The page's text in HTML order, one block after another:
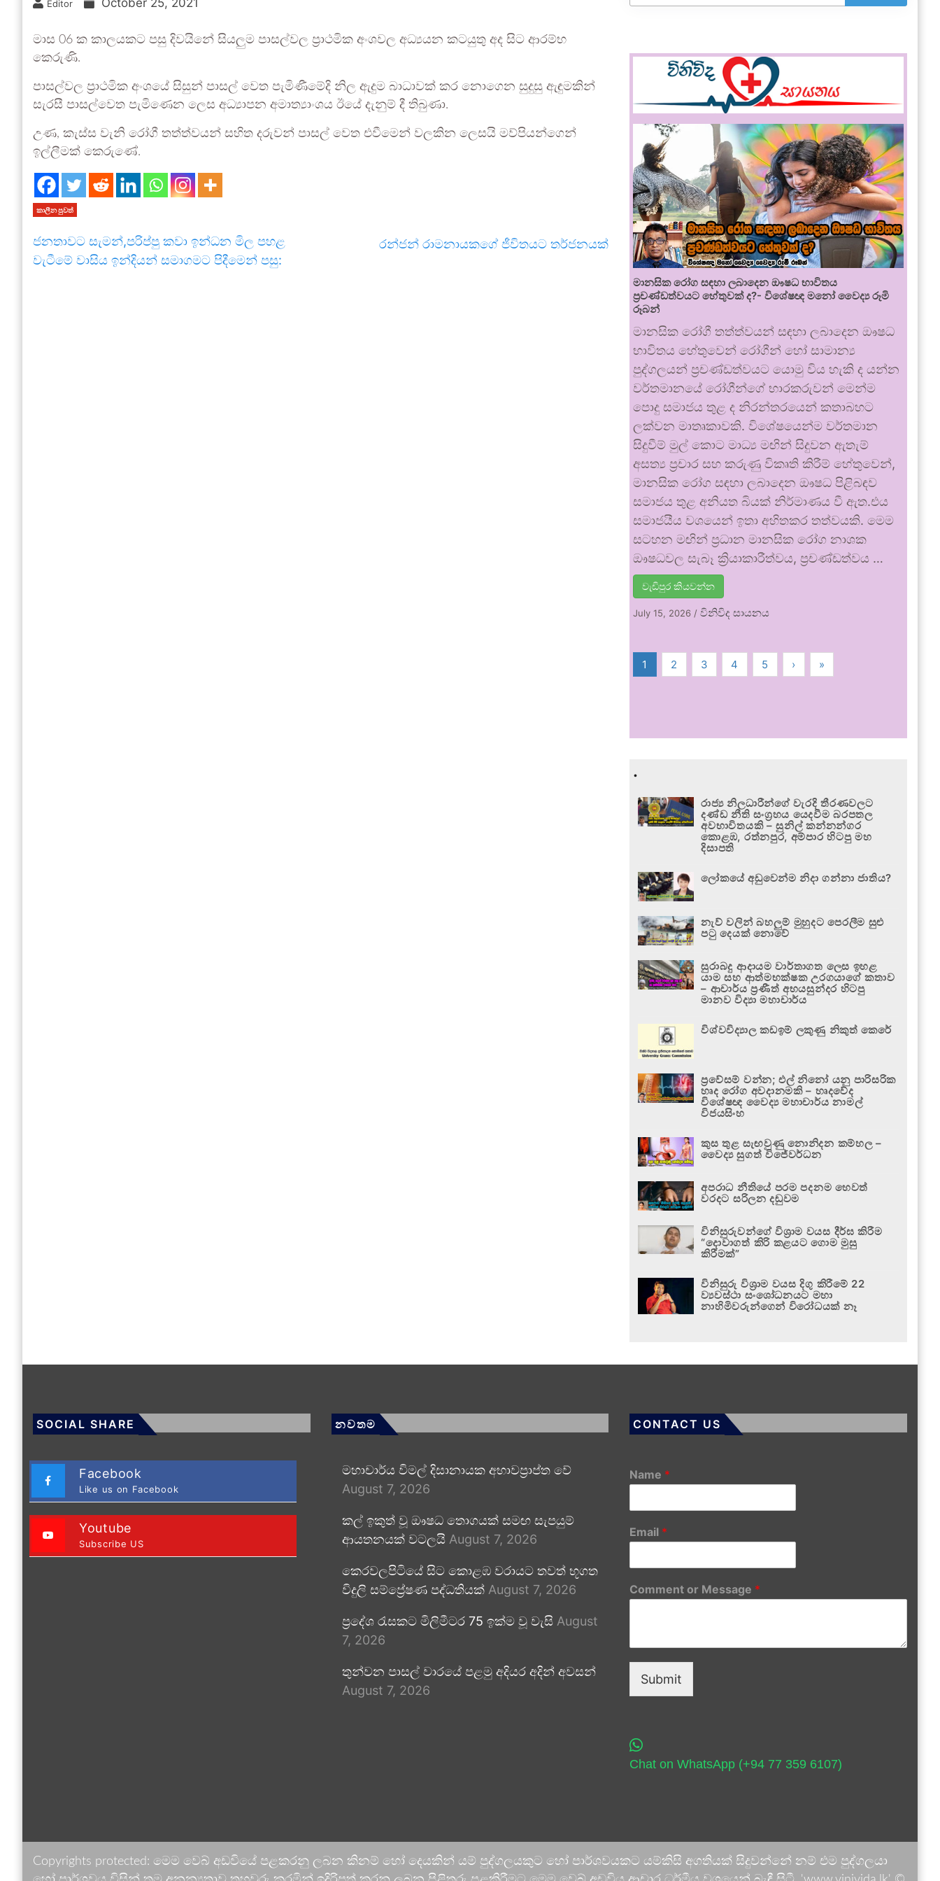
Editor October 25, 2021
මාස 06 ක කාලයකට පසු දිවයිනේ සියලුම පාසල්වල ප්‍රාථමික අංශවල අධ්‍යයන කටයුතු අද සිට ආරම්භ
කෙරුණි.
පාසල්වල ප්‍රාථමික අංශයේ සිසුන් පාසල් වෙත පැමිණීමේදි නිල ඇදුම බාධාවක් කර නොගෙන සුදුසු ඇඳුමකින්
සැරසී පාසල්වෙත පැමිණෙන ලෙස අධ්‍යාපන අමාත්‍යාංශය ඊයේ දැනුම් දී තිබුණා.
උණ, කැස්ස වැනි රෝගී තත්ත්වයන් සහිත දරුවන් පාසල් වෙත එවීමෙන් වලකින ලෙසයි මව්පියන්ගෙන්
ඉල්ලීමක් කෙරුණේ.
කාලීන පුවත්
ජනතාවට සැමන්,පරිප්පු කවා ඉන්ධන මිල පහළ
වැටීමේ වාසිය ඉන්දියන් සමාගමට පිදීමෙන් පසු:
රන්ජන් රාමනායකගේ ජීවිතයට තර්ජනයක්
මානසික රෝග සඳහා ලබාදෙන ඖෂධ භාවිතය
ප්‍රචණ්ඩත්වයට හේතුවක් ද?- විශේෂඥ මනෝ වෛද්‍ය රූමි
රූබන්
මානසික රෝගී තත්ත්වයන් සඳහා ලබාදෙන ඖෂධ
භාවිතය හේතුවෙන් රෝගීන් හෝ සාමාන්‍ය
පුද්ගලයන් ප්‍රචණ්ඩත්වයට යොමු විය හැකි ද යන්න
වර්තමානයේ රෝගීන්ගේ භාරකරුවන් මෙන්ම
පොදු සමාජය තුළ ද නිරන්තරයෙන් කතාබහට
ලක්වන මාතෘකාවකි. විශේෂයෙන්ම වර්තමාන
සිදුවීම් මුල් කොට මාධ්‍ය මඟින් සිදුවන ඇතැම්
අසත්‍ය ප්‍රචාර සහ කරුණු විකෘති කිරීම් හේතුවෙන්,
මානසික රෝග සඳහා ලබාදෙන ඖෂධ පිළිබඳව
සමාජය තුළ අනියත බියක් නිර්මාණය වී ඇත.එය
සමාජයීය වශයෙන් ඉතා අහිතකර තත්වයකි. මෙම
සටහන මඟින් ප්‍රධාන මානසික රෝග නාශක
ඖෂධවල සැබෑ ක්‍රියාකාරීත්වය, ප්‍රචණ්ඩත්වය …
වැඩිපුර කියවන්න
July 15, 2026 /විනිවිද සායනය
1 2 3 4 5 › »
.
රාජ්‍ය නිලධාරීන්ගේ වැරදි තීරණවලට
දණ්ඩ නීති සංග්‍රහය යෙදවීම බරපතල
අවභාවිතයකි – සුනිල් කන්නන්ගර
කොළඹ, රත්නපුර, අම්පාර හිටපු මහ
දිසාපති
ලෝකයේ අඩුවෙන්ම නිදා ගන්නා ජාතිය?
නැව් වලින් බහලුම් මුහුදට පෙරලීම සුළු
පටු දෙයක් නොවේ
සුරාබදු ආදායම වාර්තාගත ලෙස ඉහළ
යාම සහ ආත්මභක්ෂක උරගයාගේ කතාව
– ආචාර්ය ප්‍රණීත් අභයසුන්දර හිටපු
මානව විද්‍යා මහාචාර්ය
විශ්වවිද්‍යාල කඩඉම් ලකුණු නිකුත් කෙරේ
ප්‍රවේසම් වන්න; එල් නිනෝ යනු පාරිසරික
හෘද රෝග අවදානමකි – හෘදවේද
විශේෂඥ වෛද්‍ය මහාචාර්ය නාමල්
විජයසිංහ
කුස තුළ සැඟවුණු නොනිදන කම්හල –
වෛද්‍ය සුගත් විජේවර්ධන
අපරාධ නීතියේ පරම පදනම හෙවත්
වරදට සරිලන දඬුවම
විනිසුරුවන්ගේ විශ්‍රාම වයස දීර්ඝ කිරීම
“දොවාගත් කිරි කළයට ගොම මුසු
කිරීමක්”
විනිසුරු විශ්‍රාම වයස දිගු කිරීමේ 22
ව්‍යවස්ථා සංශෝධනයට මහා
නාහිමිවරුන්ගෙන් විරෝධයක් නෑ
SOCIAL SHARE
Facebook
Like us on Facebook
Youtube
Subscribe US
නවතම
මහාචාර්ය විමල් දිසානායක අභාවප්‍රාප්ත වේ
August 7, 2026
කල් ඉකුත් වූ ඖෂධ තොගයක් සමඟ සැපයුම්
ආයතනයක් වටලයි August 7, 2026
කෙරවලපිටියේ සිට කොළඹ වරායට තවත් භූගත
විදුලි සම්ප්‍රේෂණ පද්ධතියක් August 7, 2026
ප්‍රදේශ රැසකට මිලිමීටර 75 ඉක්ම වූ වැසි August
7, 2026
තුන්වන පාසල් වාරයේ පළමු අදියර අදින් අවසන්
August 7, 2026
CONTACT US
Name *
Email *
Comment or Message *
Submit
Chat on WhatsApp (+94 77 359 6107)
Copyrights protected: මෙම වෙබ් අඩවියේ පළකරනු ලබන කිනම් හෝ දෙයකින් යම් පුද්ගලයකුට හෝ පාර්ශවයකට යම්කිසි අගතියක් සිදුවන්නේ නම් එම පුද්ගලයා